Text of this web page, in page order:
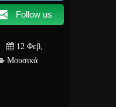
Follow us
12 Φεβ,
Μουσικά